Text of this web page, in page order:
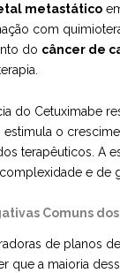
metastático
com
do câncer de
do Cetuximabe
estimula o
terapêuticos. A
e de
Comuns
de planos
que a maioria